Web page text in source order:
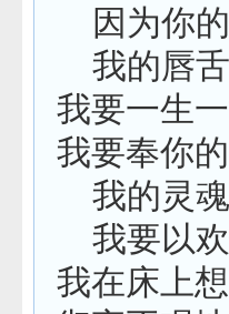
因为你
我的唇
我要一生
我要奉你
我的灵
我要以
我在床上